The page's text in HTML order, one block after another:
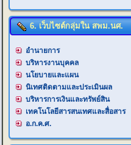
6. เว็บไซต์กลุ่มใน สพม.นศ.
อำนายการ
บริหารงานบุคคล
นโยบายและแผน
นิเทศติดตามและประเมินผล
บริหารการเงินและทรัพย์สิน
เทคโนโลยีสารสนเทศและสื่อสาร
อ.ก.ค.ศ.